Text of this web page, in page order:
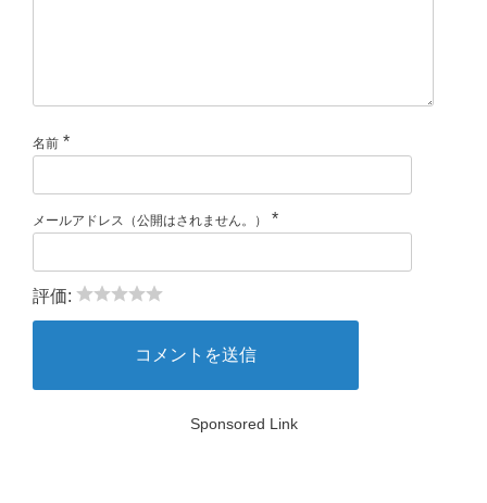
名前 *
メールアドレス（公開はされません。） *
評価:
Sponsored Link